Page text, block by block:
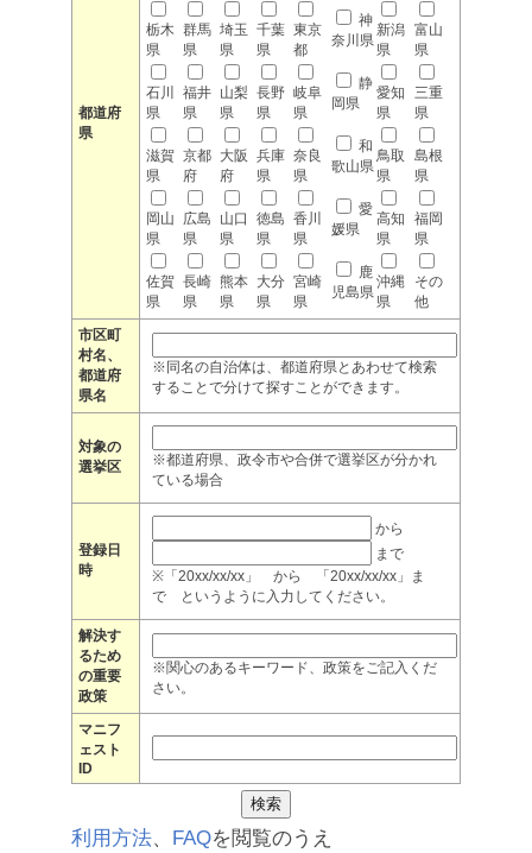
都道府
県
栃木
県
群馬
県
埼玉
県
千葉
県
東京
都
神
奈川県
新潟
県
富山
県
石川
県
福井
県
山梨
県
長野
県
岐阜
県
静
岡県
愛知
県
三重
県
滋賀
県
京都
府
大阪
府
兵庫
県
奈良
県
和
歌山県
鳥取
県
島根
県
岡山
県
広島
県
山口
県
徳島
県
香川
県
愛
媛県
高知
県
福岡
県
佐賀
県
長崎
県
熊本
県
大分
県
宮崎
県
鹿
児島県
沖縄
県
その
他
市区町
村名、
都道府
県名
※同名の自治体は、都道府県とあわせて検索
することで分けて探すことができます。
対象の
選挙区
※都道府県、政令市や合併で選挙区が分かれ
ている場合
登録日
時
から
まで
※「20xx/xx/xx」 から 「20xx/xx/xx」ま
で というように入力してください。
解決す
るため
の重要
政策
※関心のあるキーワード、政策をご記入くだ
さい。
マニフ
ェスト
ID
利用方法、 FAQを閲覧のうえ